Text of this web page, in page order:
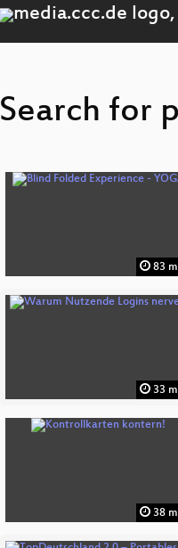
Search for
83
33
38